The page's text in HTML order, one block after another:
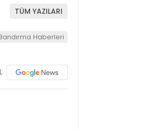
TÜM YAZILARI
Haberleri